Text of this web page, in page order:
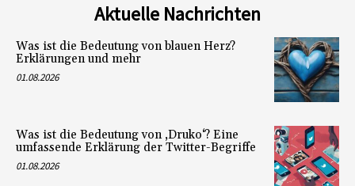
Aktuelle Nachrichten
Was ist die Bedeutung von blauen Herz?
Erklärungen und mehr
01.08.2026
Was ist die Bedeutung von ‚Druko‘? Eine
umfassende Erklärung der Twitter-Begriffe
01.08.2026